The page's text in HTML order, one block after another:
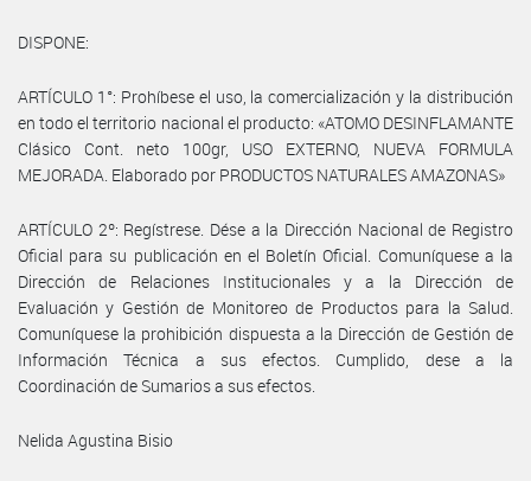
DISPONE:
ARTÍCULO 1°: Prohíbese el uso, la comercialización y la distribución
en todo el territorio nacional el producto: «ATOMO DESINFLAMANTE
Clásico Cont. neto 100gr, USO EXTERNO, NUEVA FORMULA
MEJORADA. Elaborado por PRODUCTOS NATURALES AMAZONAS»
ARTÍCULO 2º: Regístrese. Dése a la Dirección Nacional de Registro
Oficial para su publicación en el Boletín Oficial. Comuníquese a la
Dirección de Relaciones Institucionales y a la Dirección de
Evaluación y Gestión de Monitoreo de Productos para la Salud.
Comuníquese la prohibición dispuesta a la Dirección de Gestión de
Información Técnica a sus efectos. Cumplido, dese a la
Coordinación de Sumarios a sus efectos.
Nelida Agustina Bisio